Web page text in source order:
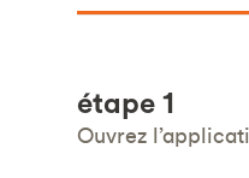
étape 1
Ouvrez